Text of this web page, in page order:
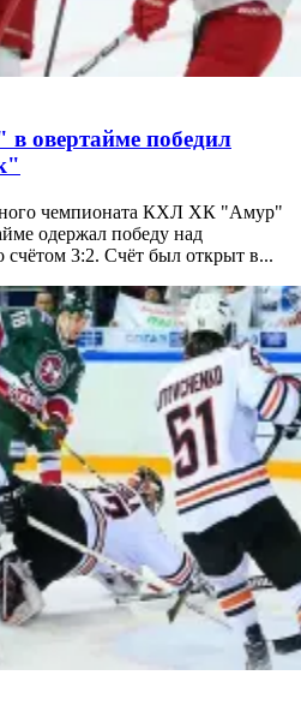
овертайме победил
чемпионата КХЛ ХК "Амур"
одержал победу над
3:2. Счёт был открыт в...